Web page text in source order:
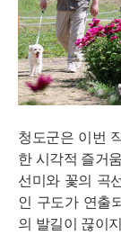
청도군은 이번
한 시각적 즐거
선미와 꽃의 곡
인 구도가 연출
의 발길이 끊이